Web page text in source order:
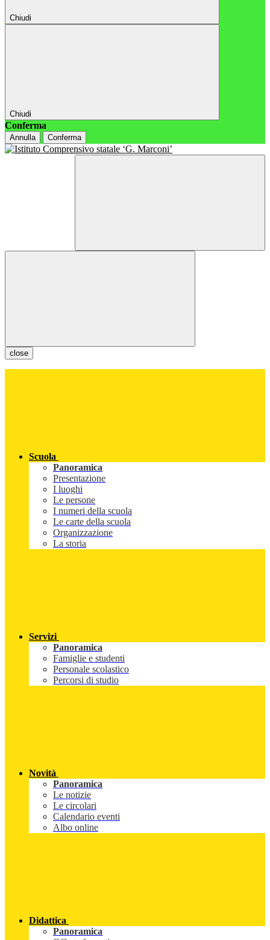
Chiudi
Chiudi
Conferma
Annulla Conferma
close
Scuola
Panoramica
Presentazione
I luoghi
Le persone
I numeri della scuola
Le carte della scuola
Organizzazione
La storia
Servizi
Panoramica
Famiglie e studenti
Personale scolastico
Percorsi di studio
Novità
Panoramica
Le notizie
Le circolari
Calendario eventi
Albo online
Didattica
Panoramica